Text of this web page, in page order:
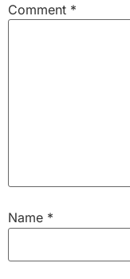
Comment *
Name *